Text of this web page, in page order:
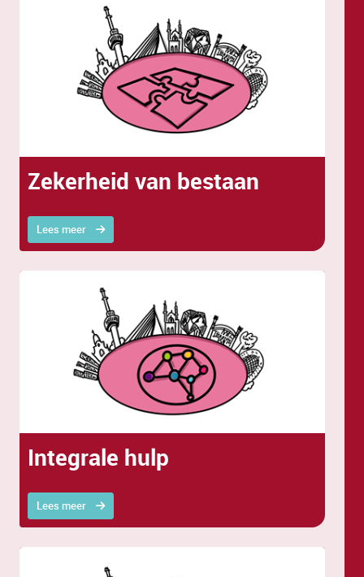
Zekerheid van bestaan
Lees meer
Integrale hulp
Lees meer